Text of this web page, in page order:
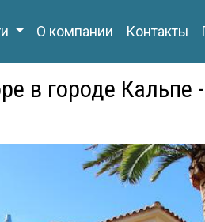
О компании Контакты
в городе Кальпе